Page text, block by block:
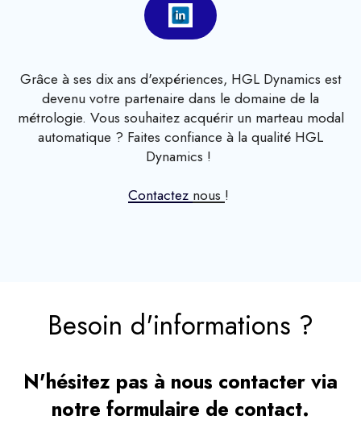
Grâce à ses dix ans d'expériences, HGL Dynamics est
devenu votre partenaire dans le domaine de la
métrologie. Vous souhaitez acquérir un marteau modal
automatique ? Faites confiance à la qualité HGL
Dynamics !
Contactez nous !
Besoin d'informations ?
N'hésitez pas à nous contacter via
notre formulaire de contact.